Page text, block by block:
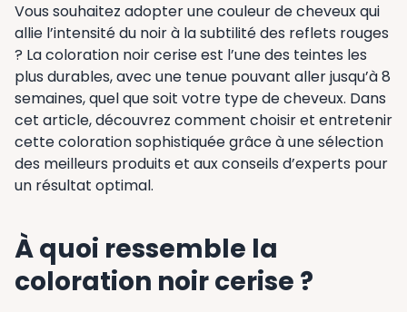
Vous souhaitez adopter une couleur de cheveux qui
allie l’intensité du noir à la subtilité des reflets rouges
? La coloration noir cerise est l’une des teintes les
plus durables, avec une tenue pouvant aller jusqu’à 8
semaines, quel que soit votre type de cheveux. Dans
cet article, découvrez comment choisir et entretenir
cette coloration sophistiquée grâce à une sélection
des meilleurs produits et aux conseils d’experts pour
un résultat optimal.
À quoi ressemble la
coloration noir cerise ?